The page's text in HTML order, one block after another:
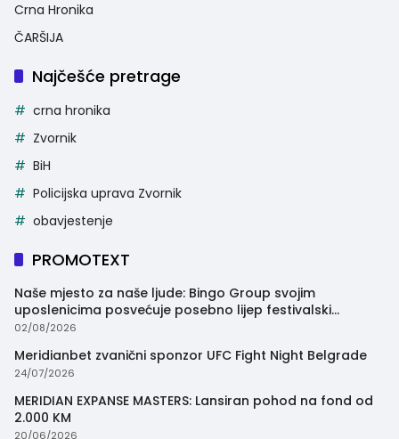
Crna Hronika
ČARŠIJA
Najčešće pretrage
crna hronika
Zvornik
BiH
Policijska uprava Zvornik
obavjestenje
PROMOTEXT
Naše mjesto za naše ljude: Bingo Group svojim
uposlenicima posvećuje posebno lijep festivalski
trenutak
02/08/2026
Meridianbet zvanični sponzor UFC Fight Night Belgrade
24/07/2026
MERIDIAN EXPANSE MASTERS: Lansiran pohod na fond od
2.000 KM
20/06/2026